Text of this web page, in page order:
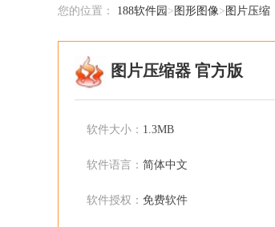
您的位置： 188软件园 > 图形图像> 图片压缩
图片压缩器 官方版
软件大小： 1.3MB
软件语言： 简体中文
软件授权： 免费软件